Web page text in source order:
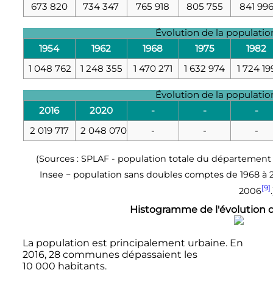
673 820
734 347 765 918 805 755 841 996
Évolution de la
1954
1962 1968 1975
1982
1 048 762
1 248 355 1 470 271 1 632 974 1 724
Évolution de la
2016
2020 - -
-
2 019 717
2 048 070 - - -
(Sources : SPLAF - population totale du
Insee − population sans doubles comptes de 1968 à
2006[9]
Histogramme de l'évolution
La population est principalement urbaine. En
2016, 28 communes dépassaient les
10 000 habitants.